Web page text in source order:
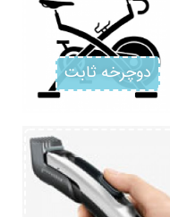
دوچرخه ثابت